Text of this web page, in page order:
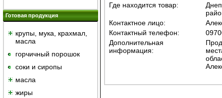
Готовая продукция
крупы, мука, крахмал,
масла
горчичный порошок
cоки и сиропы
масла
жиры
Где находится товар:
Контактное лицо:
Контактный телефон:
Дополнительная
информация: